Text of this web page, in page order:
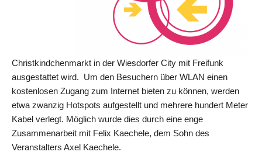
Christkindchenmarkt in der Wiesdorfer City mit Freifunk
ausgestattet wird. Um den Besuchern über WLAN einen
kostenlosen Zugang zum Internet bieten zu können, werden
etwa zwanzig Hotspots aufgestellt und mehrere hundert Meter
Kabel verlegt. Möglich wurde dies durch eine enge
Zusammenarbeit mit Felix Kaechele, dem Sohn des
Veranstalters Axel Kaechele.